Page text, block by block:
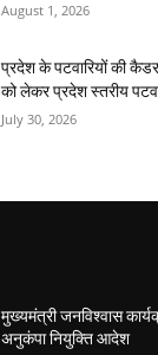
August 1, 2026
प्रदेश के पटवारियों की
को लेकर प्रदेश स्तरीय
July 30, 2026
मुख्यमंत्री जनविश्वास
अनुकंपा नियुक्ति आदेश